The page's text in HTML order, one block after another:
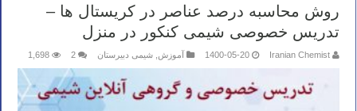
روش محاسبه درصد عناصر در کریستال ها –
تدریس خصوصی شیمی کنکور در منزل
Iranian Chemist
1400-05-20 آموزش شیمی دبیرستان 2
1,698